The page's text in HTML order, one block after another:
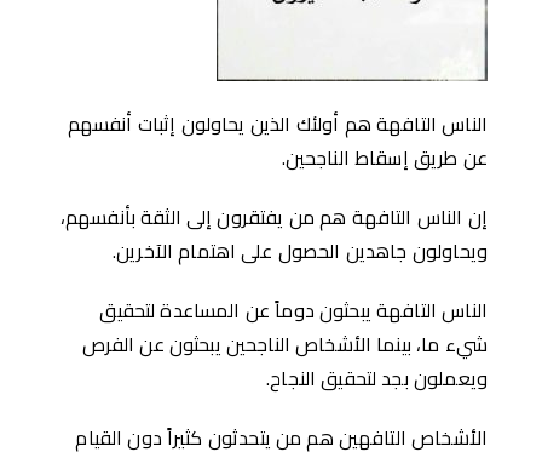
الناس التافهة هم أولئك الذين يحاولون إثبات أنفسهم
عن طريق إسقاط الناجحين.
إن الناس التافهة هم من يفتقرون إلى الثقة بأنفسهم،
ويحاولون جاهدين الحصول على اهتمام الآخرين.
الناس التافهة يبحثون دوماً عن المساعدة لتحقيق
شيء ما، بينما الأشخاص الناجحين يبحثون عن الفرص
ويعملون بجد لتحقيق النجاح.
الأشخاص التافهين هم من يتحدثون كثيراً دون القيام